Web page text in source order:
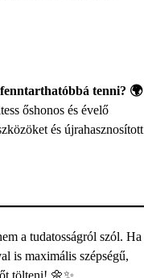
tenni? 🌍
őshonos és évelő
és újrahasznosított
a tudatosságról szól. Ha
is maximális szépségű,
tölteni! 🌼✨